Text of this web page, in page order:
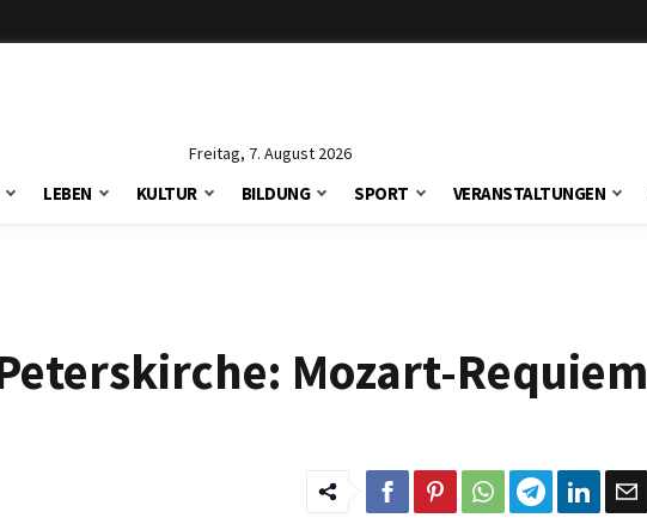
Freitag, 7. August 2026
LEBEN KULTUR BILDUNG SPORT VERANSTALTUNGEN
Mozart-Requiem